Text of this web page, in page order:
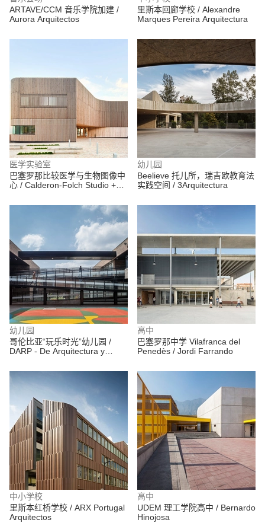
ARTAVE/CCM 音乐学院加建 /
Aurora Arquitectos
里斯本回廊学校 / Alexandre
Marques Pereira Arquitectura
医学实验室
巴塞罗那比较医学与生物图像中
心 / Calderon-Folch Studio +
COMA Arquitectura + Mario
幼儿园
Beelieve 托儿所，瑞吉欧教育法
实践空间 / 3Arquitectura
幼儿园
哥伦比亚“玩乐时光”幼儿园 /
DARP - De Arquitectura y
高中
巴塞罗那中学 Vilafranca del
Penedès / Jordi Farrando
中小学校
里斯本红桥学校 / ARX Portugal
Arquitectos
高中
UDEM 理工学院高中 / Bernardo
Hinojosa